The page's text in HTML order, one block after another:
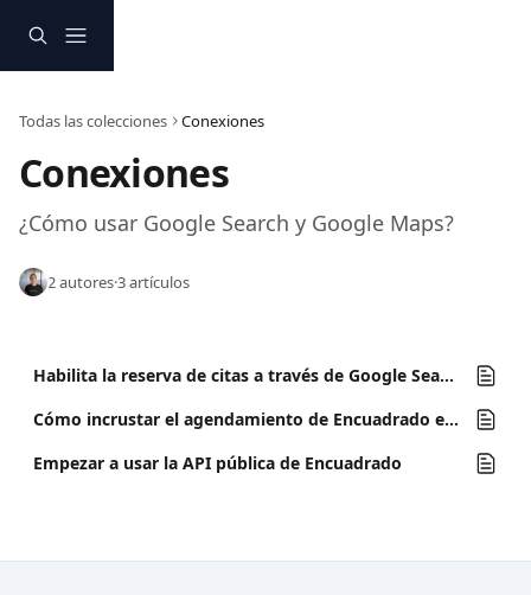
Todas las colecciones Conexiones
Conexiones
¿Cómo usar Google Search y Google Maps?
2 autores·3 artículos
Habilita la reserva de citas a través de Google Search y Maps
Cómo incrustar el agendamiento de Encuadrado en tu página web
Empezar a usar la API pública de Encuadrado